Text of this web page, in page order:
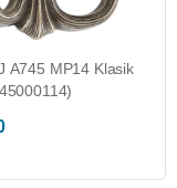
A745 MP14 Klasik